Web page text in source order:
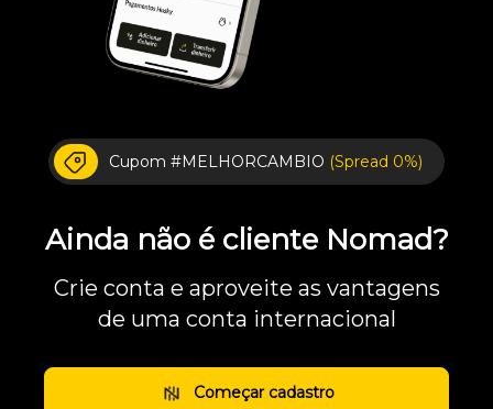
Cupom #MELHORCAMBIO (Spread 0%)
Ainda não é cliente Nomad?
Crie conta e aproveite as vantagens
de uma conta internacional
Começar cadastro